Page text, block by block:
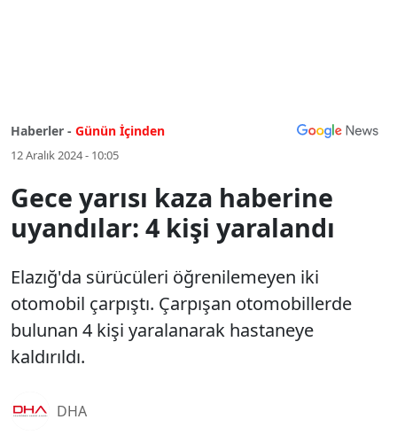
Haberler - Günün İçinden
12 Aralık 2024 - 10:05
Gece yarısı kaza haberine
uyandılar: 4 kişi yaralandı
Elazığ'da sürücüleri öğrenilemeyen iki
otomobil çarpıştı. Çarpışan otomobillerde
bulunan 4 kişi yaralanarak hastaneye
kaldırıldı.
DHA